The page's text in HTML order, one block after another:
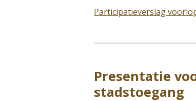
Participatieverslag
Presentatie
stadstoegang